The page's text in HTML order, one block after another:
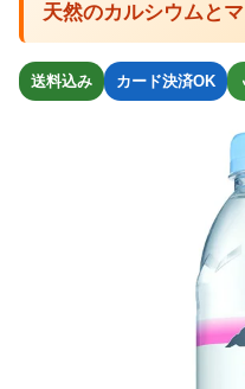
天然のカルシウムと
送料込み カード決済OK